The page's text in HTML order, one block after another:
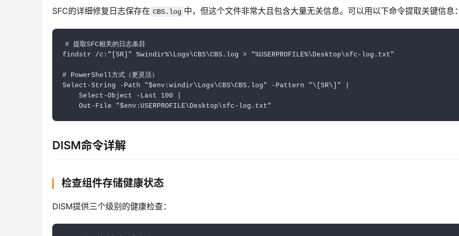
SFC的详细修复日志保存在 CBS.log 中，但这个文件非常大且包含大量无关信息。可以用以下命令提取关键信息
# 提取SFC相关的日志条目
findstr /c:"[SR]" %windir%\Logs\CBS\CBS.log > "%USERPROFILE%\Desktop\sfc-log.txt"
# PowerShell方式（更灵活）
Select-String -Path "$env:windir\Logs\CBS\CBS.log" -Pattern "\[SR\]" |
    Select-Object -Last 100 |
    Out-File "$env:USERPROFILE\Desktop\sfc-log.txt"
DISM命令详解
检查组件存储健康状态
DISM提供三个级别的健康检查：